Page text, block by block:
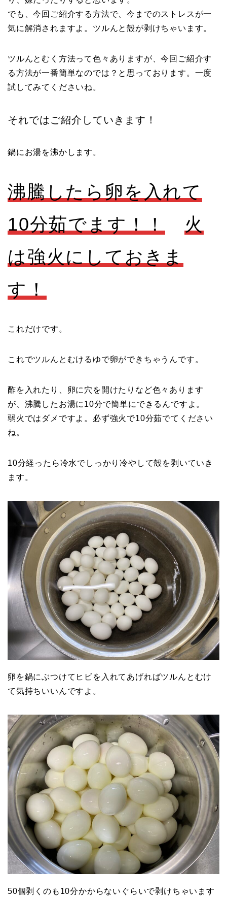
でも、今回ご紹介する方法で、今までのストレスが一
気に解消されますよ。ツルんと殻が剥けちゃいます。
ツルんとむく方法って色々ありますが、今回ご紹介す
る方法が一番簡単なのでは？と思っております。一度
試してみてくださいね。
それではご紹介していきます！
鍋にお湯を沸かします。
沸騰したら卵を入れて
10分茹でます！！
火
は強火にしておきま
す！
これだけです。
これでツルんとむけるゆで卵ができちゃうんです。
酢を入れたり、卵に穴を開けたりなど色々あります
が、沸騰したお湯に10分で簡単にできるんですよ。
弱火ではダメですよ。必ず強火で10分茹でてください
ね。
10分経ったら冷水でしっかり冷やして殻を剥いていき
ます。
卵を鍋にぶつけてヒビを入れてあげればツルんとむけ
て気持ちいいんですよ。
50個剥くのも10分かからないぐらいで剥けちゃいます